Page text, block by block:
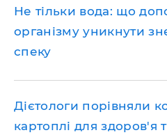
Не тільки вода: що
організму уникнути
спеку
Дієтологи порівняли
картоплі для здоров'я